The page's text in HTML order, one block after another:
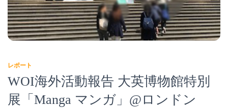
レポート
WOI海外活動報告 大英博物館特別
展「Manga マンガ」@ロンドン